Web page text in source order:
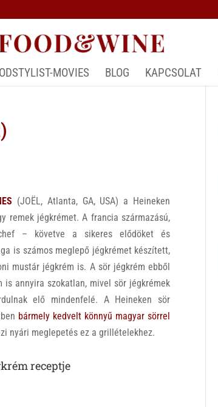
MOVIES BLOG KAPCSOLAT
(JOËL, Atlanta, GA, USA) a Heineken
remek jégkrémet. A francia származású,
– követve a sikeres elődöket és
is számos meglepő jégkrémet készített,
mustár jégkrém is. A sör jégkrém ebből
is annyira szokatlan, mivel sör jégkrémek
elő mindenfelé. A Heineken sör
bármely kedvelt könnyű magyar sörrel
nyári meglepetés ez a grillételekhez.
receptje